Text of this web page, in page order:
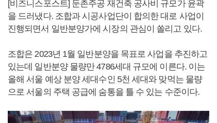
[비즈니스포스트] 둔촌주공 재건축 공사비 규모가 윤곽
을 드러냈다. 조합과 시공사업단이 합의한 대로 사업이
진행되면서 일반분양가에 시장의 관심이 쏠리고 있다.
조합은 2023년 1월 일반분양을 목표로 사업을 추진하고
있는데 일반분양 물량만 4786세대 규모에 이른다. 이는
올해 서울 예상 분양 세대수인 5천 세대와 맞먹는 물량
으로 서울의 주택 공급에 숨통을 틀 수 있는 수준이다.